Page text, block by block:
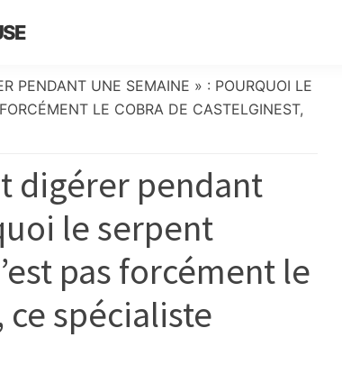
PENDANT UNE SEMAINE » : POURQUOI LE
LE COBRA DE CASTELGINEST,
digérer pendant
le serpent
pas forcément le
ce spécialiste